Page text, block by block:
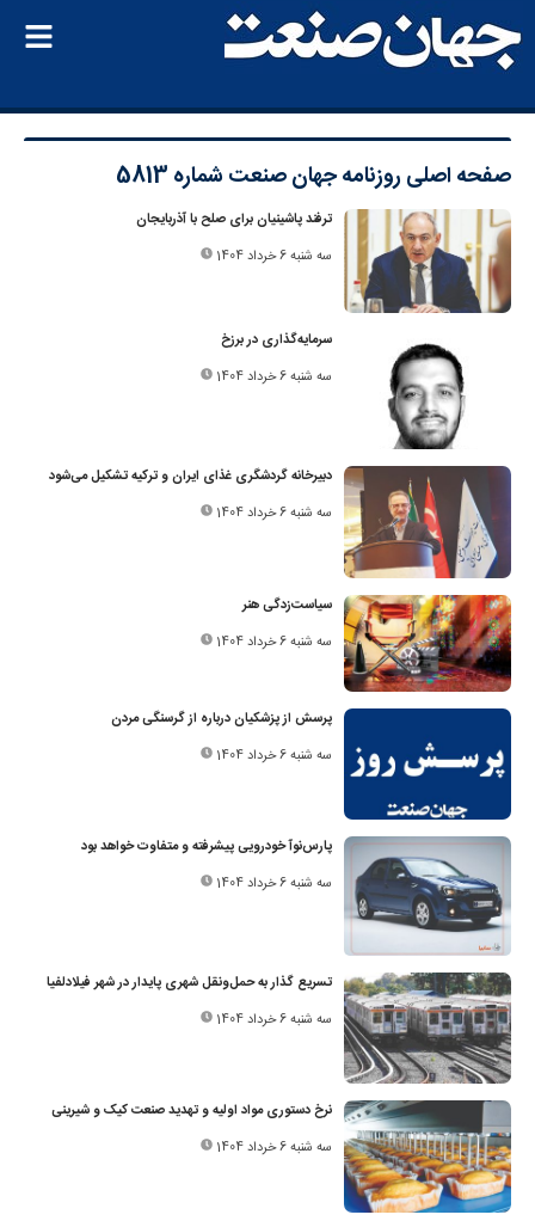
صفحه اصلی روزنامه جهان صنعت شماره 5813
ترفند پاشینیان برای صلح با آذربایجان
سه شنبه 6 خرداد 1404
سرمایه‌گذاری در برزخ
سه شنبه 6 خرداد 1404
دبیرخانه گردشگری غذای ایران و ترکیه تشکیل می‌شود
سه شنبه 6 خرداد 1404
سیاست‌زدگی هنر
سه شنبه 6 خرداد 1404
پرسش از پزشکیان درباره از گرسنگی مردن
سه شنبه 6 خرداد 1404
پارس‌نوآ خودرویی پیشرفته و متفاوت خواهد بود
سه شنبه 6 خرداد 1404
تسریع گذار به حمل‌ونقل شهری پایدار در شهر فیلادلفیا
سه شنبه 6 خرداد 1404
نرخ دستوری مواد اولیه و تهدید صنعت کیک و شیرینی
سه شنبه 6 خرداد 1404